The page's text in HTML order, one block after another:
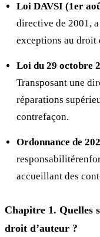
Loi DAVSI (1er
directive de 2001,
exceptions au droit
Loi du 29 octobre
Transposant une
réparations
contrefaçon.
Ordonnance de
accueillant des
Chapitre 1. Quelles
droit d’auteur ?